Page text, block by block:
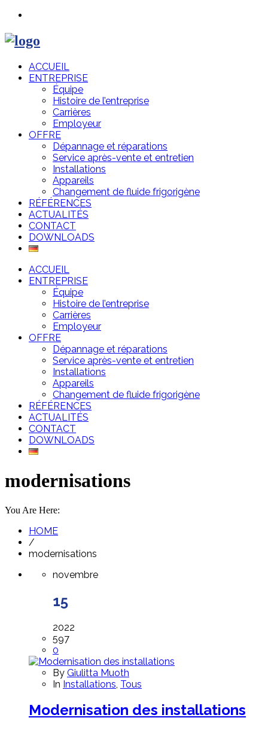
ACCUEIL
ENTREPRISE
Équipe
Histoire de l’entreprise
Carrières
Employeur
OFFRE
Dépannage et réparations
Service après-vente et entretien
Installations
Appareils
Changement de fluide frigorigène
RÉFÉRENCES
ACTUALITÉS
CONTACT
DOWNLOADS
ACCUEIL
ENTREPRISE
Équipe
Histoire de l’entreprise
Carrières
Employeur
OFFRE
Dépannage et réparations
Service après-vente et entretien
Installations
Appareils
Changement de fluide frigorigène
RÉFÉRENCES
ACTUALITÉS
CONTACT
DOWNLOADS
modernisations
You Are Here:
HOME
/
modernisations
novembre
15
2022
597
0
By Giulitta Muoth
In Installations Tous
Modernisation des installations